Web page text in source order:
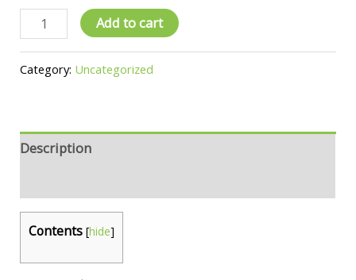
CHƯƠNG
1:
Marketing
thế
lý
và
giới
Add to cart
Category: Uncategorized
Description
Contents [hide]